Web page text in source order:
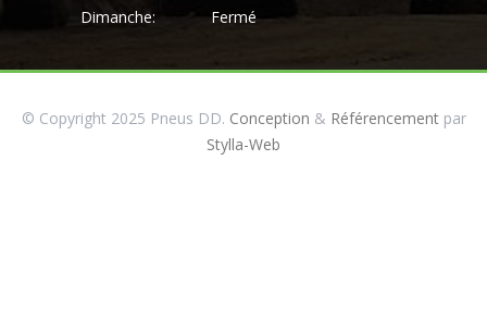
Dimanche:
Fermé
© Copyright 2025 Pneus DD. Conception & Référencementpar
Stylla-Web